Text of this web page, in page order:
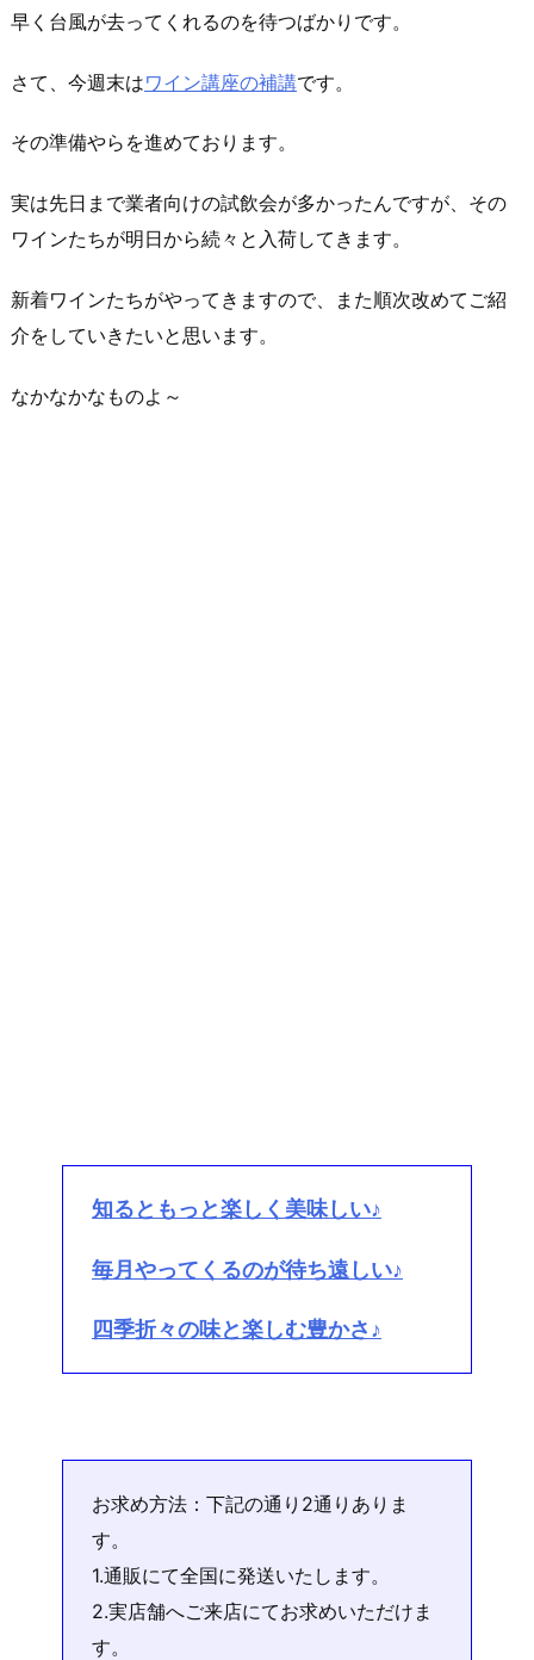
早く台風が去ってくれるのを待つばかりです。
さて、今週末はワイン講座の補講です。
その準備やらを進めております。
実は先日まで業者向けの試飲会が多かったんですが、その
ワインたちが明日から続々と入荷してきます。
新着ワインたちがやってきますので、また順次改めてご紹
介をしていきたいと思います。
なかなかなものよ～
知るともっと楽しく美味しい♪
毎月やってくるのが待ち遠しい♪
四季折々の味と楽しむ豊かさ♪
お求め方法：下記の通り2通りありま
す。
1.通販にて全国に発送いたします。
2.実店舗へご来店にてお求めいただけま
す。